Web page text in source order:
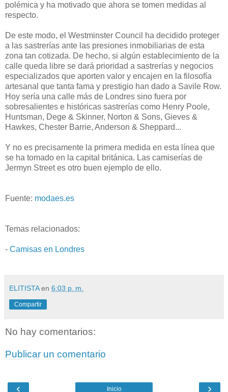
polémica y ha motivado que ahora se tomen medidas al
respecto.
De este modo, el Westminster Council ha decidido proteger
a las sastrerías ante las presiones inmobiliarias de esta
zona tan cotizada. De hecho, si algún establecimiento de la
calle queda libre se dará prioridad a sastrerías y negocios
especializados que aporten valor y encajen en la filosofía
artesanal que tanta fama y prestigio han dado a Savile Row.
Hoy sería una calle más de Londres sino fuera por
sobresalientes e históricas sastrerías como Henry Poole,
Huntsman, Dege & Skinner, Norton & Sons, Gieves &
Hawkes, Chester Barrie, Anderson & Sheppard...
Y no es precisamente la primera medida en esta línea que
se ha tomado en la capital británica. Las camiserías de
Jermyn Street es otro buen ejemplo de ello.
Fuente: modaes.es
Temas relacionados:
- Camisas en Londres
ELITISTA en 6:03 p. m.
Compartir
No hay comentarios:
Publicar un comentario
‹ ›
Inicio